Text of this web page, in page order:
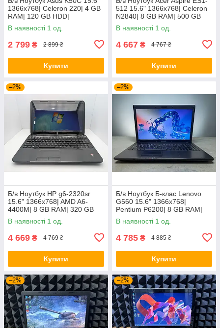
1366x768| Celeron 220| 4 GB
RAM| 120 GB HDD|
В наявності 1 од.
2 799 ₴ 2 899 ₴
Купити
512 15.6" 1366x768| Celeron
N2840| 8 GB RAM| 500 GB
HDD| HD
В наявності 1 од.
4 667 ₴ 4 767 ₴
Купити
–2%
Б/в Ноутбук HP g6-2320sr
15.6" 1366x768| AMD A6-
4400M| 8 GB RAM| 320 GB
HDD| Radeon HD 7520G
В наявності 1 од.
4 669 ₴ 4 769 ₴
Купити
–2%
Б/в Ноутбук Б-клас Lenovo
G560 15.6" 1366x768|
Pentium P6200| 8 GB RAM|
120 GB SSD| HD
В наявності 1 од.
4 785 ₴ 4 885 ₴
Купити
–2% –2%